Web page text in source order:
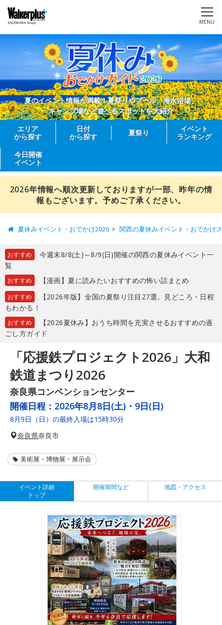
MENU
夏のイベント情報が満載！夏祭りやプール、海水浴場、
キャンプ場など遊べるスポットを大紹介
エリア
から探す
日付
から探す
夏祭り
イベント
ランキング
今日開催
イベント
2026年情報へ順次更新しておりますが一部、昨年の情
報もございます。予めご了承ください。
夏休みイベント・おでかけ2026 関西の夏休みイベント・おでかけ
おすすめ
今週末8/8(土)～8/9(日)開催の関西の夏休みイベント一
覧
おすすめ 【漫画】夏に読みたいおすすめの怖い話まとめ
おすすめ
【2026年版】全国の夏祭り注目27選。見どころ・日程
もわかる！
おすすめ
【2026夏休み】おうち時間を充実させるおすすめの過
ごし方ガイド
「応援鉄プロジェクト2026」大和
鉄道まつり2026
奈良県コンベンションセンター
開催日程： 2026年8月8日(土)・9日(日)
8月9日（日）の最終入場は15時30分
奈良県奈良市
美術展・博物展・展示会
イベント詳細
トップ
開催期間など 地図・アクセス